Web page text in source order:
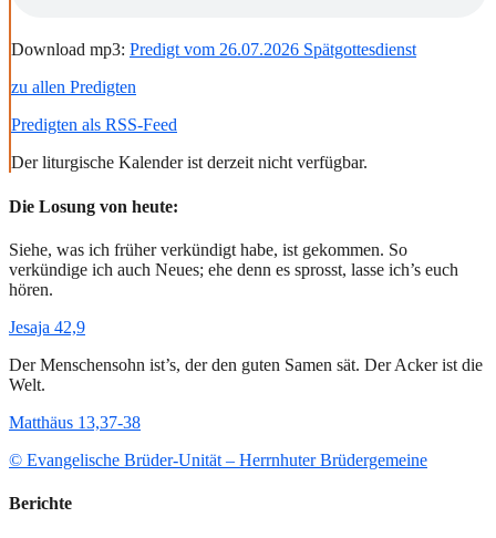
Download mp3: Predigt vom 26.07.2026 Spätgottesdienst
zu allen Predigten
Predigten als RSS-Feed
Der liturgische Kalender ist derzeit nicht verfügbar.
Die Losung von heute:
Siehe, was ich früher verkündigt habe, ist gekommen. So
verkündige ich auch Neues; ehe denn es sprosst, lasse ich’s euch
hören.
Jesaja 42,9
Der Menschensohn ist’s, der den guten Samen sät. Der Acker ist die
Welt.
Matthäus 13,37-38
© Evangelische Brüder-Unität – Herrnhuter Brüdergemeine
Berichte